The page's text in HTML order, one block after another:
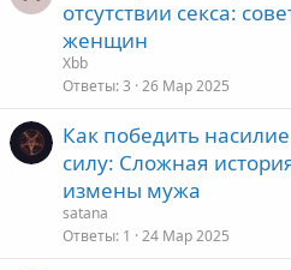
отсутствии секса:
женщин
Xbb
Ответы 3 26 Мар 2025
Как победить
силу: Сложная
измены мужа
satana
Ответы 1 24 Мар 2025